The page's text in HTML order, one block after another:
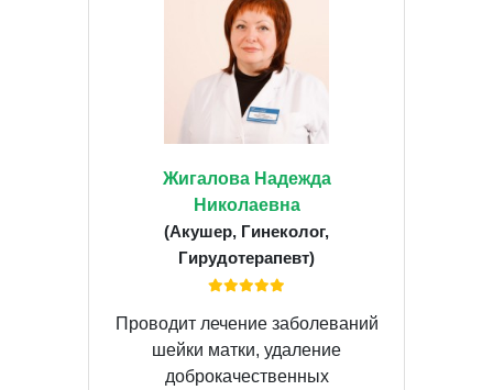
Жигалова Надежда
Николаевна
(Акушер, Гинеколог,
Гирудотерапевт)
Проводит лечение заболеваний
шейки матки, удаление
доброкачественных